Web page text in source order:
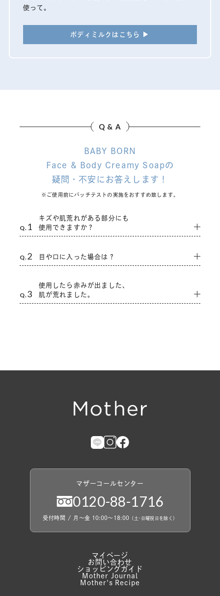
使って。
ボディミルクはこちら ▶︎
Q & A
BABY BORN
Face & Body Creamy Soapの
疑問・不安にお答えします！
※ご使用前にパッチテストの実施をおすすめ致します。
Q. 1
キズや肌荒れがある部分にも
使用できますか？
Q.2 目や口に入った場合は？
まった場合は、医師にご相談ください。
Q.3
使用したら赤みが出ました、
肌が荒れました。
マイページ
お問い合わせ
ショッピングガイド
Mother Journal
Mother's Recipe
マザーコールセンター
0120-88-1716
受付時間 / 月〜金 10:00〜18:00 （ 土・ 日曜祝日を除く）